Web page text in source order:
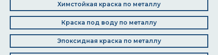
Химстойкая краска по металлу
Краска под воду по металлу
Эпоксидная краска по металлу